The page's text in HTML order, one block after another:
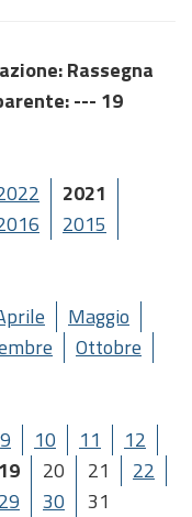
: Rassegna
: --- 19
2021
2015
Maggio
Ottobre
9 10 11
12
19 20 21
22
29 30 31